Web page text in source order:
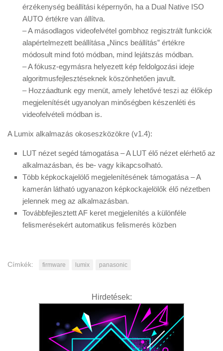
érzékenység beállítási képernyőn, ha a Dual Native ISO
AUTO értékre van állítva.
– A másodlagos videofelvétel gombhoz regisztrált funkciók
alapértelmezett beállítása „Nincs beállítás” értékre
módosult mind fotó módban, mind lejátszás módban.
– A fókusz-egymásra helyezett kép feldolgozási ideje
algoritmusfejlesztéseknek köszönhetően javult.
– Hozzáadtunk egy menüt, amely lehetővé teszi az élőkép
megjelenítését ugyanolyan minőségben készenléti és
videofelvételi módban is.
A Lumix alkalmazás okoseszközökre (v1.4):
LUT nézet segéd támogatása – A LUT élő nézet elérhető az
alkalmazásban, és be- vagy kikapcsolható.
Több képkockajelölő megjelenítésének támogatása – A
kamerán látható ugyanazon képkockajelölők élő nézetben
jelennek meg az alkalmazásban.
Továbbfejlesztett AF keret megjelenítés a különféle
felismerésekért automatikus felismerés közben
Címkék: firmware lumix panasonic
Hirdetések: